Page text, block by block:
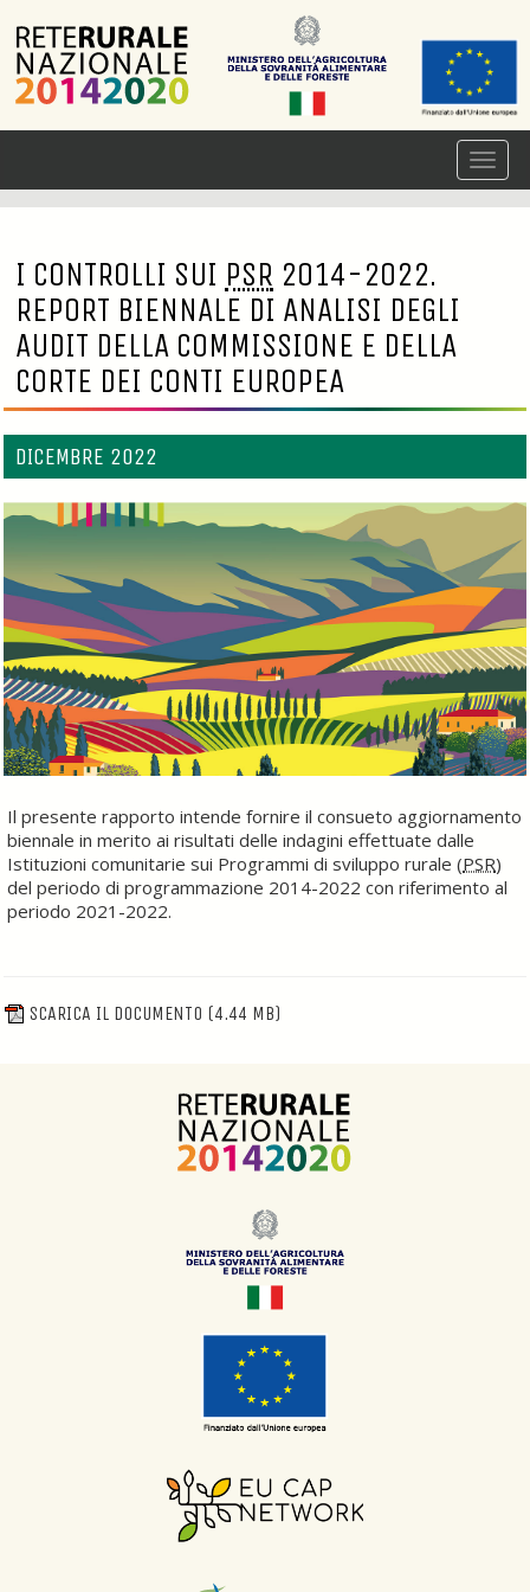
I CONTROLLI SUI PSR 2014-2022.
REPORT BIENNALE DI ANALISI DEGLI
AUDIT DELLA COMMISSIONE E DELLA
CORTE DEI CONTI EUROPEA
DICEMBRE 2022
Il presente rapporto intende fornire il consueto aggiornamento
biennale in merito ai risultati delle indagini effettuate dalle
Istituzioni comunitarie sui Programmi di sviluppo rurale (PSR)
del periodo di programmazione 2014-2022 con riferimento al
periodo 2021-2022.
SCARICA IL DOCUMENTO (4.44 MB)